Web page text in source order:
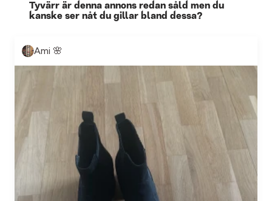
Tyvärr är denna annons redan såld men du
kanske ser nåt du gillar bland dessa?
Ami 🌸